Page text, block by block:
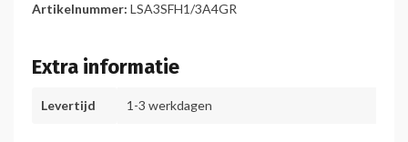
Artikelnummer: LSA3SFH1/3A4GR
Extra informatie
Levertijd 1-3 werkdagen